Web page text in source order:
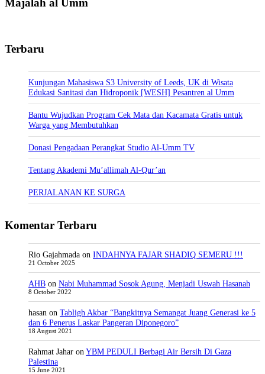
Majalah al Umm
Terbaru
Kunjungan Mahasiswa S3 University of Leeds, UK di Wisata
Edukasi Sanitasi dan Hidroponik [WESH] Pesantren al Umm
Bantu Wujudkan Program Cek Mata dan Kacamata Gratis untuk
Warga yang Membutuhkan
Donasi Pengadaan Perangkat Studio Al-Umm TV
Tentang Akademi Mu’allimah Al-Qur’an
PERJALANAN KE SURGA
Komentar Terbaru
Rio Gajahmada on INDAHNYA FAJAR SHADIQ SEMERU !!!
21 October 2025
AHB on Nabi Muhammad Sosok Agung, Menjadi Uswah Hasanah
8 October 2022
hasan on Tabligh Akbar “Bangkitnya Semangat Juang Generasi ke 5
dan 6 Penerus Laskar Pangeran Diponegoro”
18 August 2021
Rahmat Jahar on YBM PEDULI Berbagi Air Bersih Di Gaza
Palestina
15 June 2021